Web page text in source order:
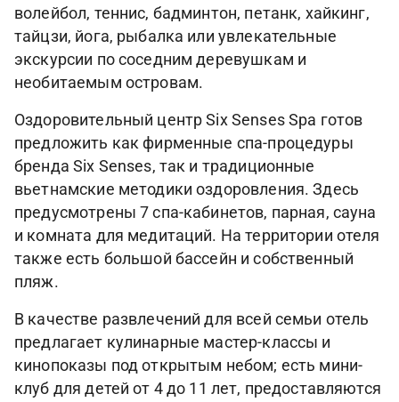
волейбол, теннис, бадминтон, петанк, хайкинг,
тайцзи, йога, рыбалка или увлекательные
экскурсии по соседним деревушкам и
необитаемым островам.
Оздоровительный центр Six Senses Spa готов
предложить как фирменные спа-процедуры
бренда Six Senses, так и традиционные
вьетнамские методики оздоровления. Здесь
предусмотрены 7 спа-кабинетов, парная, сауна
и комната для медитаций. На территории отеля
также есть большой бассейн и собственный
пляж.
В качестве развлечений для всей семьи отель
предлагает кулинарные мастер-классы и
кинопоказы под открытым небом; есть мини-
клуб для детей от 4 до 11 лет, предоставляются